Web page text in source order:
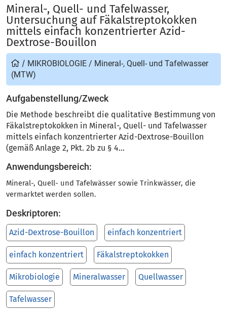
Mineral-, Quell- und Tafelwasser,
Untersuchung auf Fäkalstreptokokken
mittels einfach konzentrierter Azid-
Dextrose-Bouillon
/ MIKROBIOLOGIE / Mineral-, Quell- und Tafelwasser
(MTW)
Aufgabenstellung/Zweck
Die Methode beschreibt die qualitative Bestimmung von
Fäkalstreptokokken in Mineral-, Quell- und Tafelwasser
mittels einfach konzentrierter Azid-Dextrose-Bouillon
(gemäß Anlage 2, Pkt. 2b zu § 4...
Anwendungsbereich:
Mineral-, Quell- und Tafelwässer sowie Trinkwässer, die
vermarktet werden sollen.
Deskriptoren:
Azid-Dextrose-Bouillon einfach konzentriert
einfach konzentriert Fäkalstreptokokken
Mikrobiologie Mineralwasser Quellwasser
Tafelwasser